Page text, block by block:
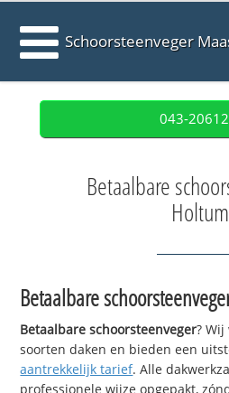
Schoorsteenveger
043-
Betaalbare
Holtum
Betaalbare
Betaalbare schoorsteenveger?
soorten daken en bieden een
aantrekkelijk tarief. Alle
professionele wijze opgepakt,